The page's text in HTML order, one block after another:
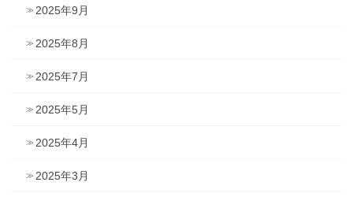
2025年9月
2025年8月
2025年7月
2025年5月
2025年4月
2025年3月